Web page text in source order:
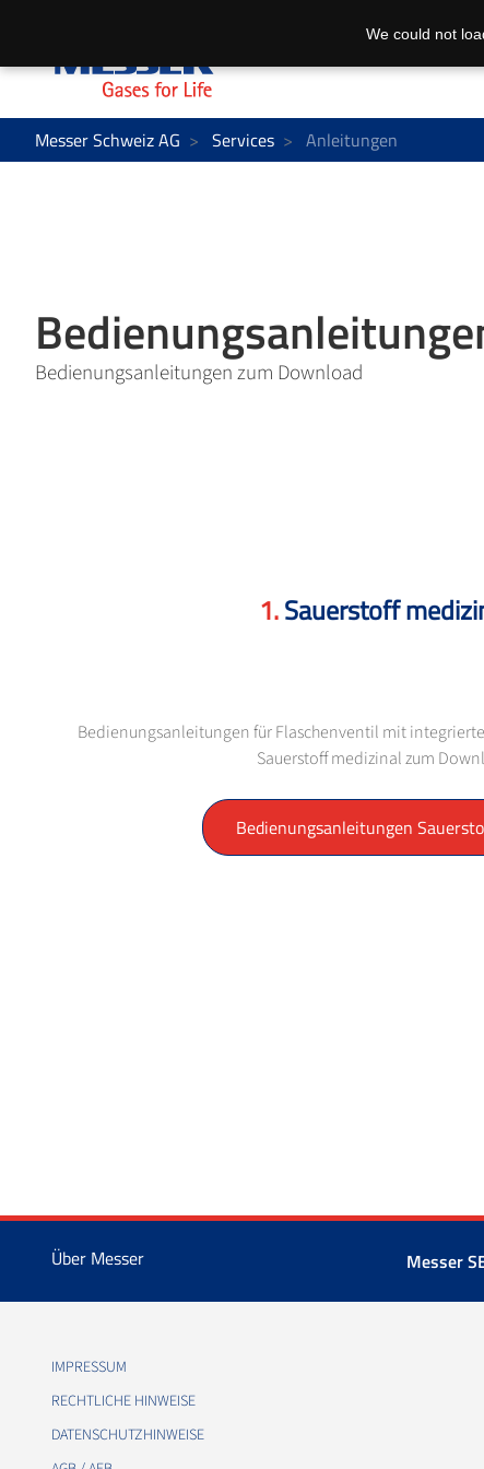
Messer Schweiz AG Services Anleitungen
Bedienungsanleitungen zum Download
Sauerstoff
Bedienungsanleitungen für Flaschenventil mit
Sauerstoff medizinal zum
Bedienungsanleitungen
Über Messer Messer
IMPRESSUM
RECHTLICHE HINWEISE
DATENSCHUTZHINWEISE
We could not